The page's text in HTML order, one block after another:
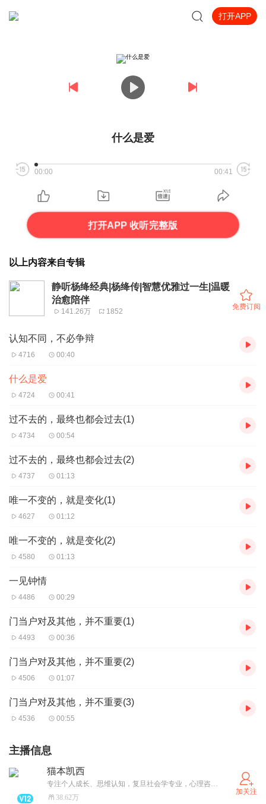
打开APP
什么是爱
00:00 00:41
打开APP 收听完整版
以上内容来自专辑
静听杨绛经典|杨绛传|智慧优雅过一生|温暖
治愈陪伴
141.26万 1852
免费订阅
认知不同，不必争辩
4716 00:40
什么是爱
4724 00:41
过不去的，最终也都会过去(1)
4734 00:54
过不去的，最终也都会过去(2)
4737 01:13
唯一不变的，就是变化(1)
4627 01:12
唯一不变的，就是变化(2)
4580 01:13
一见钟情
4486 00:29
门当户对及其他，并不重要(1)
4493 00:36
门当户对及其他，并不重要(2)
4506 01:07
门当户对及其他，并不重要(3)
4536 00:55
主播信息
猫本凯西
专注个人成长、思维认知，复旦社会学专业，心理咨询师，正念冥想带领师，提供在线1对1个人成长赋能和心理咨询，请私信预约；需有声演播赛道1V1指导，请加XiMi主播会员团。祝安好
38.62万
加关注